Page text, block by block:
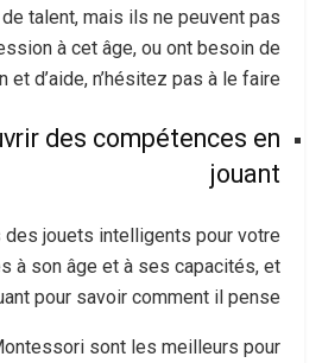
de talent, mais ils ne peuvent pas
à cet âge, ou ont besoin de
et d’aide, n’hésitez pas à le faire.
des compétences en
jouant
jouets intelligents pour votre
à son âge et à ses capacités, et
pour savoir comment il pense.
sont les meilleurs pour